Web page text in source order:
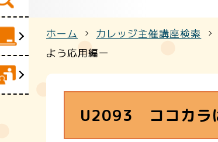
団体・サークル
ホーム カレッジ主催講座検索
よう応用編ー
U2093 ココカラ